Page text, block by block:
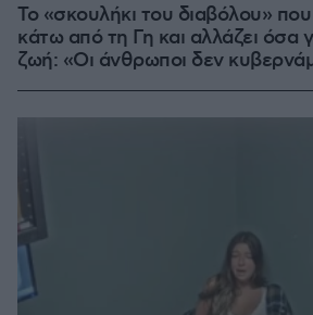
Το «σκουλήκι του διαβόλου» που
κάτω από τη Γη και αλλάζει όσα
ζωή: «Οι άνθρωποι δεν